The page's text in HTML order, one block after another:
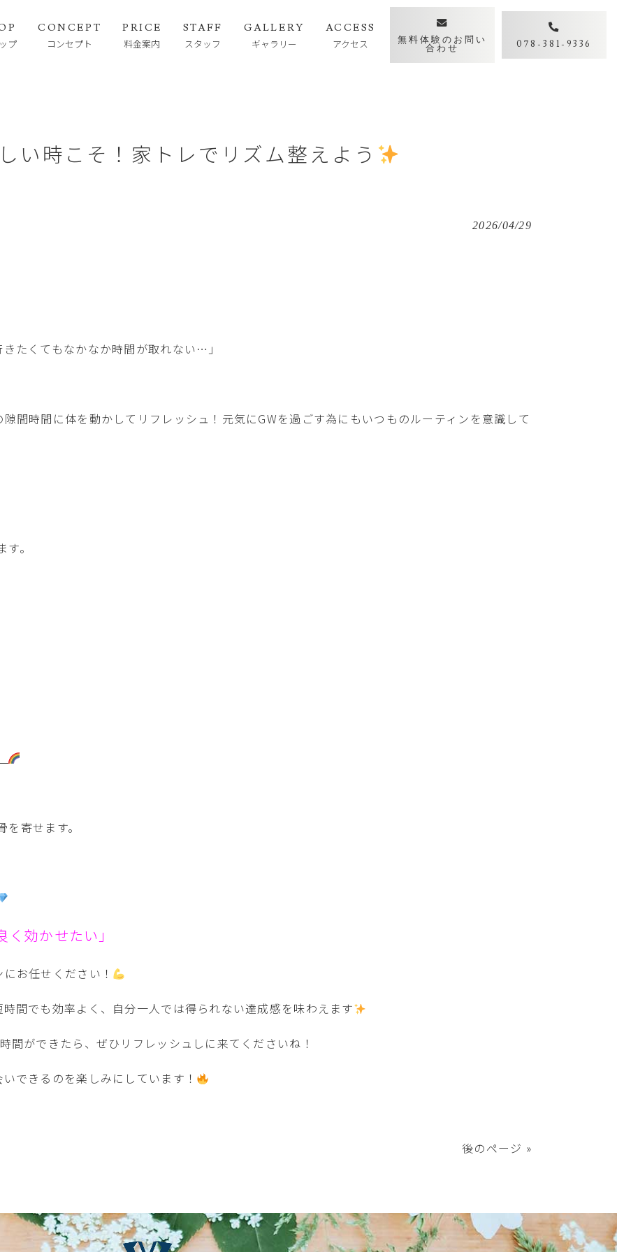
プ
CONCEPT
コンセプト
PRICE
料金案内
STAFF
スタッフ
GALLERY
ギャラリー
ACCESS
アクセス
無料体験のお問い
合わせ 078-381-9336
しい時こそ！家トレでリズム整えよう
2026/04/29
たくてもなかなか時間が取れない…」
間時間に体を動かしてリフレッシュ！元気にGWを過ごす為にもいつものルーティンを意識して
。
寄せます。
効かせたい」
お任せください！
間でも効率よく、自分一人では得られない達成感を味わえます
間ができたら、ぜひリフレッシュしに来てくださいね！
できるのを楽しみにしています！
後のページ »